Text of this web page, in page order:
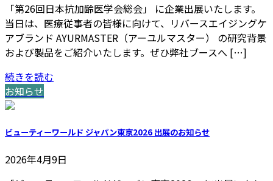
「第26回日本抗加齢医学会総会」 に企業出展いたします。
当日は、医療従事者の皆様に向けて、リバースエイジングケ
アブランド AYURMASTER（アーユルマスター） の研究背景
および製品をご紹介いたします。ぜひ弊社ブースへ […]
続きを読む
お知らせ
ビューティーワールド ジャパン東京2026 出展のお知らせ
2026年4月9日